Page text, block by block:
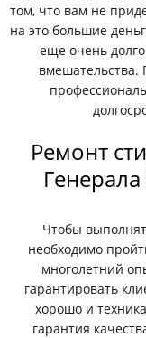
том, что вам не
на это большие
еще очень
вмешательства.
Ремонт
Чтобы
необходимо
многолетний
гарантировать
хорошо и
гарантия